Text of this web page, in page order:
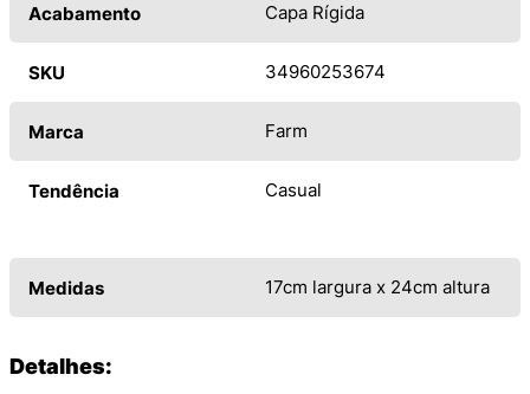
Acabamento Capa Rígida
SKU 34960253674
Marca Farm
Tendência Casual
Medidas 17cm largura x 24cm altura
Detalhes: